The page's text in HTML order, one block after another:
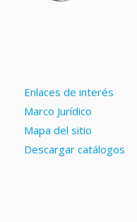
Enlaces de interés
Marco Jurídico
Mapa del sitio
Descargar catálogos